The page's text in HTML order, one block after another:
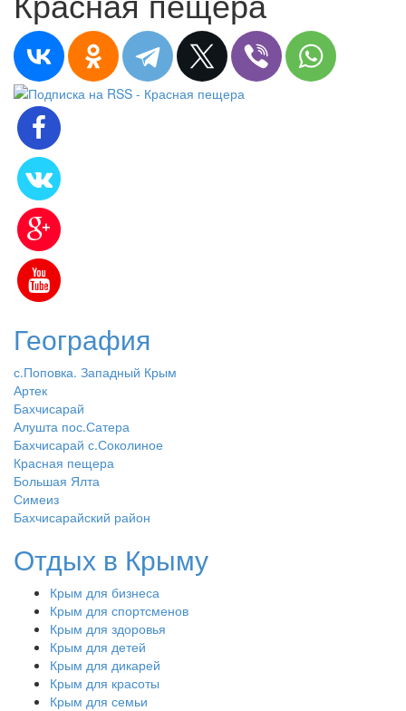
География
с.Поповка. Западный Крым
Артек
Бахчисарай
Алушта пос.Сатера
Бахчисарай с.Соколиное
Красная пещера
Большая Ялта
Симеиз
Бахчисарайский район
Отдых в Крыму
Крым для бизнеса
Крым для спортсменов
Крым для здоровья
Крым для детей
Крым для дикарей
Крым для красоты
Крым для семьи